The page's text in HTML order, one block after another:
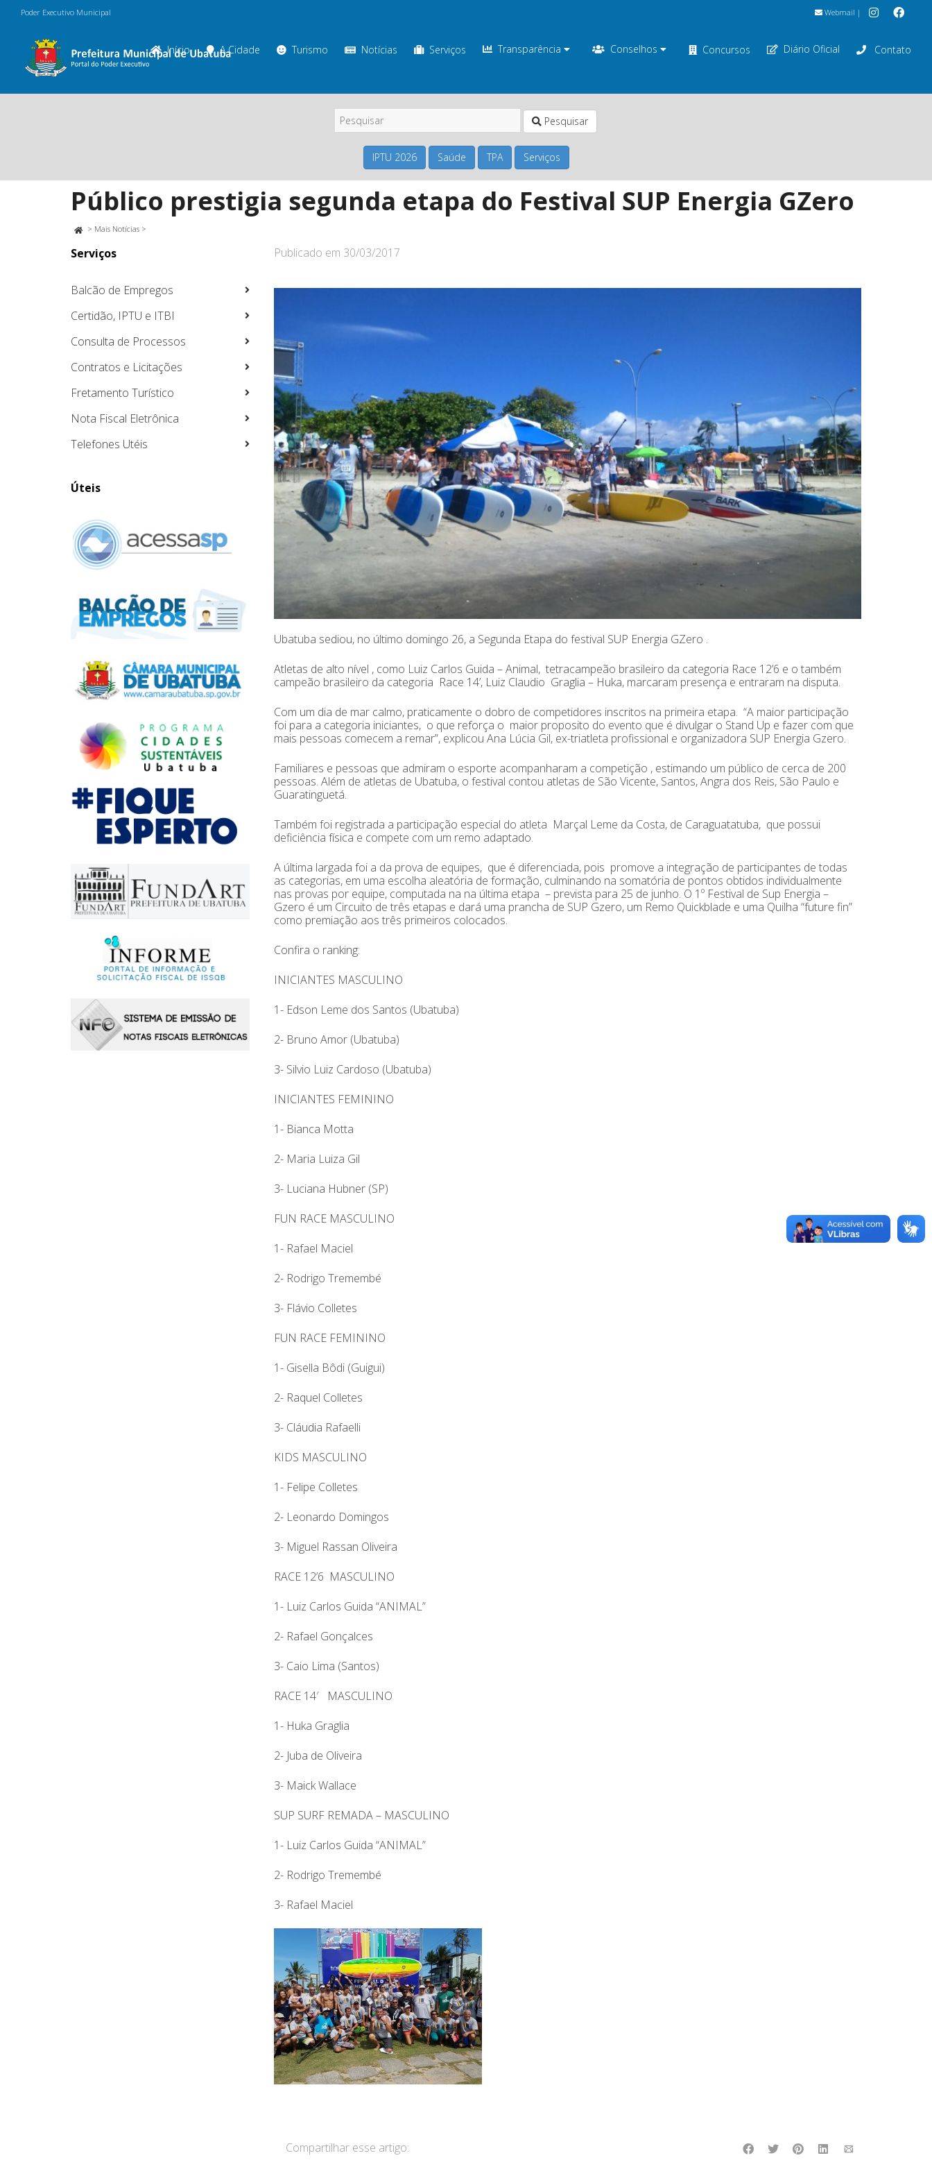
Poder Executivo Municipal Webmail |
Início A Cidade Turismo Notícias Serviços Transparência Conselhos Concursos Diário Oficial Contato
Pesquisar
IPTU 2026 Saúde TPA Serviços
Público prestigia segunda etapa do Festival SUP Energia GZero
> Mais Notícias >
Publicado em 30/03/2017
Ubatuba sediou, no último domingo 26, a Segunda Etapa do festival SUP Energia GZero .
Atletas de alto nível , como Luiz Carlos Guida – Animal, tetracampeão brasileiro da categoria Race 12’6 e o também
campeão brasileiro da categoria Race 14’, Luiz Claudio Graglia – Huka, marcaram presença e entraram na disputa.
Com um dia de mar calmo, praticamente o dobro de competidores inscritos na primeira etapa. “A maior participação
foi para a categoria iniciantes, o que reforça o maior proposito do evento que é divulgar o Stand Up e fazer com que
mais pessoas comecem a remar”, explicou Ana Lúcia Gil, ex-triatleta profissional e organizadora SUP Energia Gzero.
Familiares e pessoas que admiram o esporte acompanharam a competição , estimando um público de cerca de 200
pessoas. Além de atletas de Ubatuba, o festival contou atletas de São Vicente, Santos, Angra dos Reis, São Paulo e
Guaratinguetá.
Também foi registrada a participação especial do atleta Marçal Leme da Costa, de Caraguatatuba, que possui
deficiência física e compete com um remo adaptado.
A última largada foi a da prova de equipes, que é diferenciada, pois promove a integração de participantes de todas
as categorias, em uma escolha aleatória de formação, culminando na somatória de pontos obtidos individualmente
nas provas por equipe, computada na na última etapa – prevista para 25 de junho. O 1º Festival de Sup Energia –
Gzero é um Circuito de três etapas e dará uma prancha de SUP Gzero, um Remo Quickblade e uma Quilha “future fin”
como premiação aos três primeiros colocados.
Confira o ranking:
INICIANTES MASCULINO
1- Edson Leme dos Santos (Ubatuba)
2- Bruno Amor (Ubatuba)
3- Silvio Luiz Cardoso (Ubatuba)
INICIANTES FEMININO
1- Bianca Motta
2- Maria Luiza Gil
3- Luciana Hubner (SP)
FUN RACE MASCULINO
1- Rafael Maciel
2- Rodrigo Tremembé
3- Flávio Colletes
FUN RACE FEMININO
1- Gisella Bôdi (Guigui)
2- Raquel Colletes
3- Cláudia Rafaelli
KIDS MASCULINO
1- Felipe Colletes
2- Leonardo Domingos
3- Miguel Rassan Oliveira
RACE 12’6 MASCULINO
1- Luiz Carlos Guida “ANIMAL”
2- Rafael Gonçalces
3- Caio Lima (Santos)
RACE 14′ MASCULINO
1- Huka Graglia
2- Juba de Oliveira
3- Maick Wallace
SUP SURF REMADA – MASCULINO
1- Luiz Carlos Guida “ANIMAL”
2- Rodrigo Tremembé
3- Rafael Maciel
Compartilhar esse artigo:
Serviços
Balcão de Empregos
Certidão, IPTU e ITBI
Consulta de Processos
Contratos e Licitações
Fretamento Turístico
Nota Fiscal Eletrônica
Telefones Utéis
Úteis